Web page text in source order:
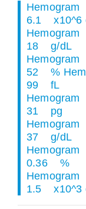
6.1 x10^6
18 g/dL
52 %
99 fL
31 pg
37 g/dL
0.36 %
1.5 x10^3